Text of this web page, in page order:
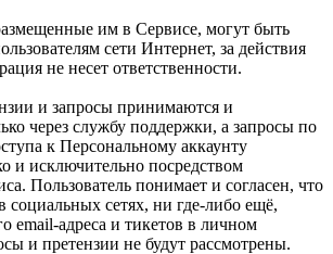
им в Сервисе, могут быть
сети Интернет, за действия
не несет ответственности.
и запросы принимаются и
через службу поддержки, а запросы по
к Персональному аккаунту
и исключительно посредством
Пользователь понимает и согласен, что
сетях, ни где-либо ещё,
email-адреса и тикетов в личном
и претензии не будут рассмотрены.